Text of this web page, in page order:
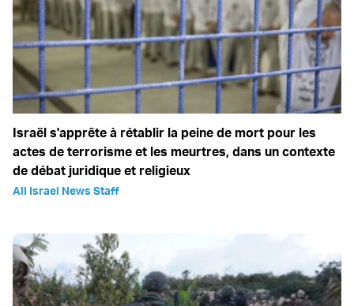
Israël s'apprête à rétablir la peine de mort pour les
actes de terrorisme et les meurtres, dans un contexte
de débat juridique et religieux
All Israel News Staff